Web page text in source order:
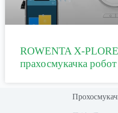
ROWENTA X-
прахосмукачка робот